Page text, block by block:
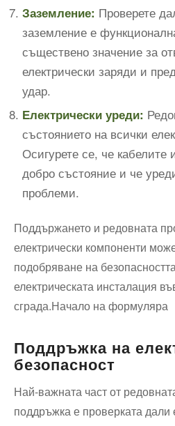
Заземление: Проверете
заземление е
съществено значение за
електрически заряди и
удар.
Електрически уреди:
състоянието на всички
Осигурете се, че
добро състояние и че
проблеми.
Поддържането и редовната
електрически компоненти
подобряване на
електрическата инсталация
сграда.Начало на формуляра
Поддръжка на
безопасност
Най-важната част от
поддръжка е проверката дали